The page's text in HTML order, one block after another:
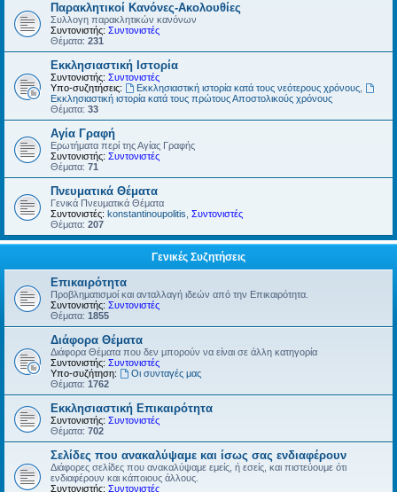
Παρακλητικοί Κανόνες-Ακολουθίες
Συλλογη παρακλητικών κανόνων
Συντονιστής: Συντονιστές
Θέματα: 231
Εκκλησιαστική Ιστορία
Συντονιστής: Συντονιστές
Υπο-συζητήσεις:
Εκκλησιαστική ιστορία κατά τους νεότερους χρόνους,
Εκκλησιαστική ιστορία κατά τους πρώτους Αποστολικούς χρόνους
Θέματα: 33
Αγία Γραφή
Ερωτήματα περί της Αγίας Γραφής
Συντονιστής: Συντονιστές
Θέματα: 71
Πνευματικά Θέματα
Γενικά Πνευματικά Θέματα
Συντονιστές: konstantinoupolitis Συντονιστές
Θέματα: 207
Γενικές Συζητήσεις
Επικαιρότητα
Προβληματισμοί και ανταλλαγή ιδεών από την Επικαιρότητα.
Συντονιστής: Συντονιστές
Θέματα: 1855
Διάφορα Θέματα
Διάφορα Θέματα που δεν μπορούν να είναι σε άλλη κατηγορία
Συντονιστής: Συντονιστές
Υπο-συζήτηση:
Οι συνταγές μας
Θέματα: 1762
Εκκλησιαστική Επικαιρότητα
Συντονιστής: Συντονιστές
Θέματα: 702
Σελίδες που ανακαλύψαμε και ίσως σας ενδιαφέρουν
Διάφορες σελίδες που ανακαλύψαμε εμείς, ή εσείς, και πιστεύουμε ότι
ενδιαφέρουν και κάποιους άλλους.
Συντονιστής: Συντονιστές